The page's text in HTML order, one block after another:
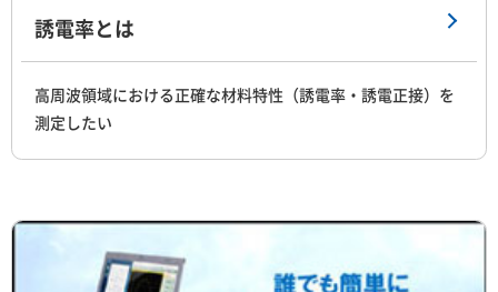
誘電率とは
高周波領域における正確な材料特性（誘電率・誘電正接）を
測定したい